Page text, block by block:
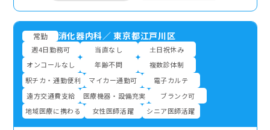
常勤 消化器内科／東京都江戸川区
週4日勤務可 当直なし
土日祝休み
オンコールなし
年齢不問
複数診体制
駅チカ・通勤便利
マイカー通勤可
電子カルテ
遠方交通費支給
医療機器・設備充実
ブランク可
地域医療に携わる
女性医師活躍 シニア医師活躍